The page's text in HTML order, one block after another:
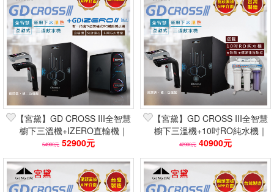
【宮黛】GD CROSS III全智慧
櫥下三溫機+IZERO直輸機｜
APP觸控 600G 台灣製
54900元 52900元
【宮黛】GD CROSS III全智慧
櫥下三溫機+10吋RO純水機｜
APP觸控 台灣製 除菌除垢
42900元 40900元